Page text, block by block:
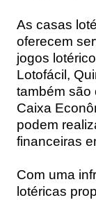
As casas
oferecem
jogos
Lotofácil,
também são
Caixa
podem
financeiras
Com uma
lotéricas